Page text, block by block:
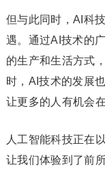
但与此同时，AI科
遇。通过AI技术的
的生产和生活方式
时，AI技术的发展
让更多的人有机会
人工智能科技正在
让我们体验到了前